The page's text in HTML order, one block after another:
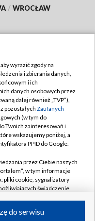
/ WROCŁAW
wyrazić zgody na
i zbierania danych,
i ich
danych osobowych przez
dalej również „TVP”),
pozostałych Zaufanych
(w tym do
Twoich zainteresowań i
wskazujemy poniżej, a
PPID do Google.
przez Ciebie naszych
w tym informacje
pliki cookie, sygnalizatory
świadczenie
do serwisu